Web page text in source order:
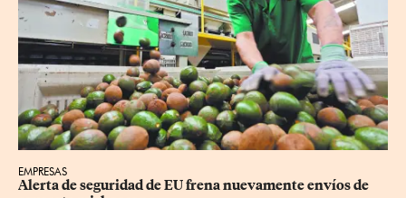
EMPRESAS
Alerta de seguridad de EU frena nuevamente envíos de